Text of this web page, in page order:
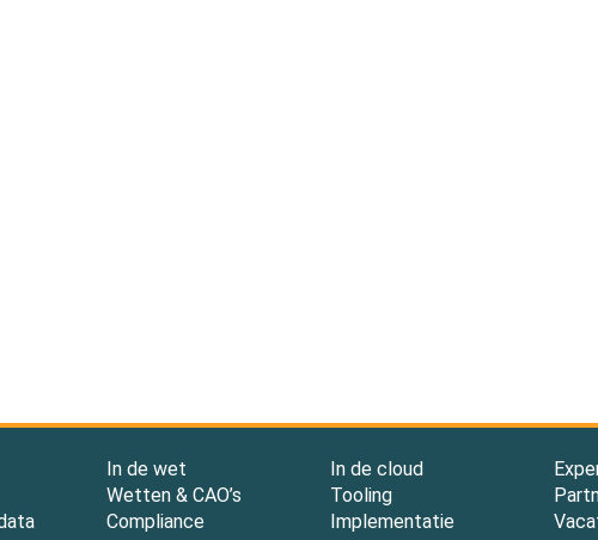
In de wet
Wetten & CAO’s
Compliance
In de cloud
Tooling
Implementatie